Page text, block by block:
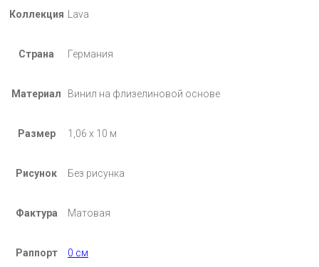
Коллекция Lava
Страна Германия
Материал Винил на флизелиновой основе
Размер 1,06 х 10 м
Рисунок Без рисунка
Фактура Матовая
Раппорт 0 см